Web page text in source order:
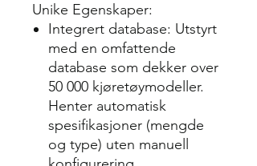
Unike Egenskaper:
Integrert database: Utstyrt
med en omfattende
database som dekker over
50 000 kjøretøymodeller.
Henter automatisk
spesifikasjoner (mengde
og type) uten manuell